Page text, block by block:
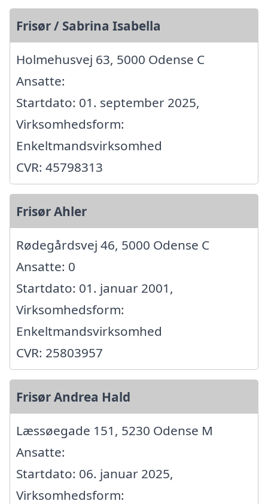
Frisør / Sabrina Isabella
Holmehusvej 63, 5000 Odense C
Ansatte:
Startdato: 01. september 2025,
Virksomhedsform:
Enkeltmandsvirksomhed
CVR: 45798313
Frisør Ahler
Rødegårdsvej 46, 5000 Odense C
Ansatte: 0
Startdato: 01. januar 2001,
Virksomhedsform:
Enkeltmandsvirksomhed
CVR: 25803957
Frisør Andrea Hald
Læssøegade 151, 5230 Odense M
Ansatte:
Startdato: 06. januar 2025,
Virksomhedsform: